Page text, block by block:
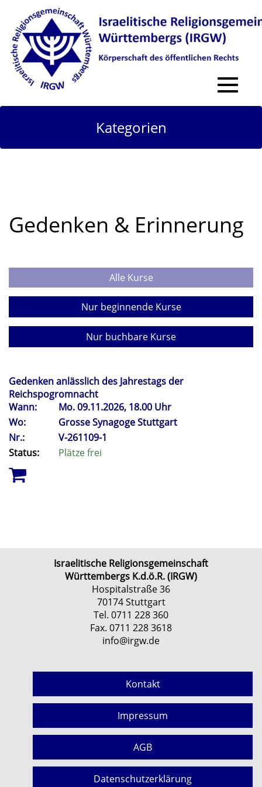
Toggle
Kategorien
Gedenken & Erinnerung
Alle Kurse
Nur beginnende Kurse
Nur buchbare Kurse
Gedenken anlässlich des Jahrestags der
Reichspogromnacht
Wann:
Mo.09.11.2026, 18.00 Uhr
Wo:
Grosse Synagoge Stuttgart
Nr.:
V-261109-1
Status:
Plätze frei
Israelitische Religionsgemeinschaft
Württembergs K.d.ö.R. (IRGW)
Hospitalstraße 36
70174 Stuttgart
Tel. 0711 228 360
Fax. 0711 228 3618
info@irgw.de
Kontakt
Impressum
AGB
Datenschutzerklärung